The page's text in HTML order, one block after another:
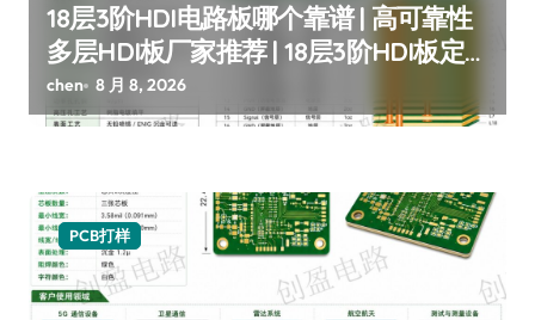
18层3阶HDI电路板哪个靠谱 | 高可靠性
多层HDI板厂家推荐 | 18层3阶HDI板定
制
chen 8 月 8, 2026
PCB打样